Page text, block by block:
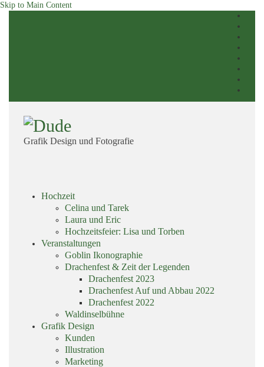
Skip to Main Content
Grafik Design und Fotografie
Hochzeit
Celina und Tarek
Laura und Eric
Hochzeitsfeier: Lisa und Torben
Veranstaltungen
Goblin Ikonographie
Drachenfest & Zeit der Legenden
Drachenfest 2023
Drachenfest Auf und Abbau 2022
Drachenfest 2022
Waldinselbühne
Grafik Design
Kunden
Illustration
Marketing